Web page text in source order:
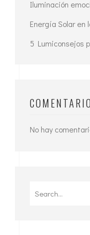
Iluminación
Energía Solar en
5 Lumiconsejos
No hay